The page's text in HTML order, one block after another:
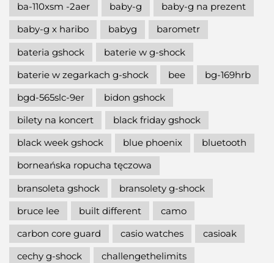
ba-110xsm -2aer
baby-g
baby-g na prezent
baby-g x haribo
babyg
barometr
bateria gshock
baterie w g-shock
baterie w zegarkach g-shock
bee
bg-169hrb
bgd-565slc-9er
bidon gshock
bilety na koncert
black friday gshock
black week gshock
blue phoenix
bluetooth
borneańska ropucha tęczowa
bransoleta gshock
bransolety g-shock
bruce lee
built different
camo
carbon core guard
casio watches
casioak
cechy g-shock
challengethelimits